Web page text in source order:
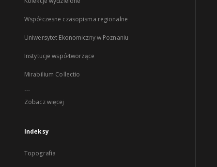
Współczesne czasopisma regionalne
Uniwersytet Ekonomiczny w Poznaniu
Instytucje współtworzące
Mirabilium Collectio
...
Zobacz więcej
Indeksy
Topografia